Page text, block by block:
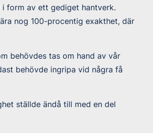
form av ett gediget hantverk.
nog 100-procentig exakthet, där
behövdes tas om hand av vår
behövde ingripa vid några få
ställde ändå till med en del